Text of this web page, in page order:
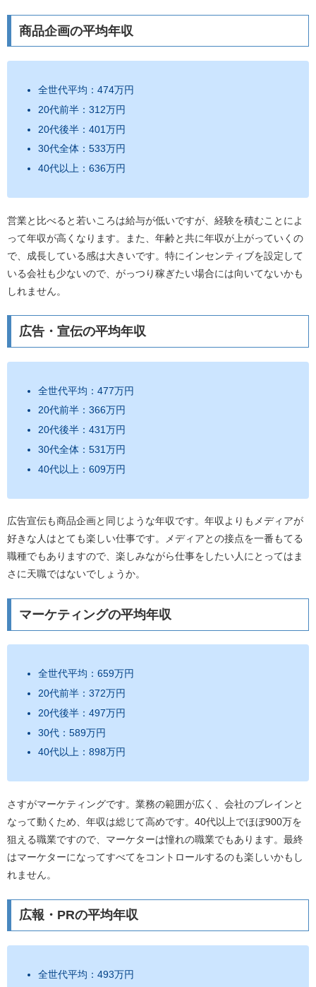
商品企画の平均年収
全世代平均：474万円
20代前半：312万円
20代後半：401万円
30代全体：533万円
40代以上：636万円
営業と比べると若いころは給与が低いですが、経験を積むことによ
って年収が高くなります。また、年齢と共に年収が上がっていくの
で、成長している感は大きいです。特にインセンティブを設定して
いる会社も少ないので、がっつり稼ぎたい場合には向いてないかも
しれません。
広告・宣伝の平均年収
全世代平均：477万円
20代前半：366万円
20代後半：431万円
30代全体：531万円
40代以上：609万円
広告宣伝も商品企画と同じような年収です。年収よりもメディアが
好きな人はとても楽しい仕事です。メディアとの接点を一番もてる
職種でもありますので、楽しみながら仕事をしたい人にとってはま
さに天職ではないでしょうか。
マーケティングの平均年収
全世代平均：659万円
20代前半：372万円
20代後半：497万円
30代：589万円
40代以上：898万円
さすがマーケティングです。業務の範囲が広く、会社のブレインと
なって動くため、年収は総じて高めです。40代以上でほぼ900万を
狙える職業ですので、マーケターは憧れの職業でもあります。最終
はマーケターになってすべてをコントロールするのも楽しいかもし
れません。
広報・PRの平均年収
全世代平均：493万円